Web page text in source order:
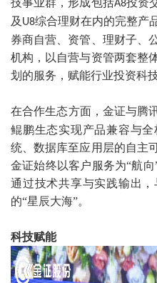
技事业群，形成包括A8投资
及 U8综合理财在内的完整产
券商自营、资管、理财子、
机构，以自营与资管两套整
划的服务，赋能行业投资科技
在合作生态方面，金证与腾
鲲鹏生态实现产品兼容与
统、数据库至应用层的自主
金证始终以客户服务为“航
通过技术共享与实践输出
的“星辰大海”。
科技赋能